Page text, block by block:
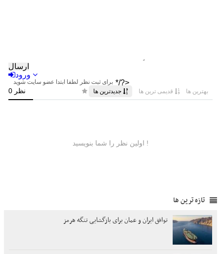
تازه ترین ها
توافق ایران و عمان برای بازگشایی تنگه هرمز